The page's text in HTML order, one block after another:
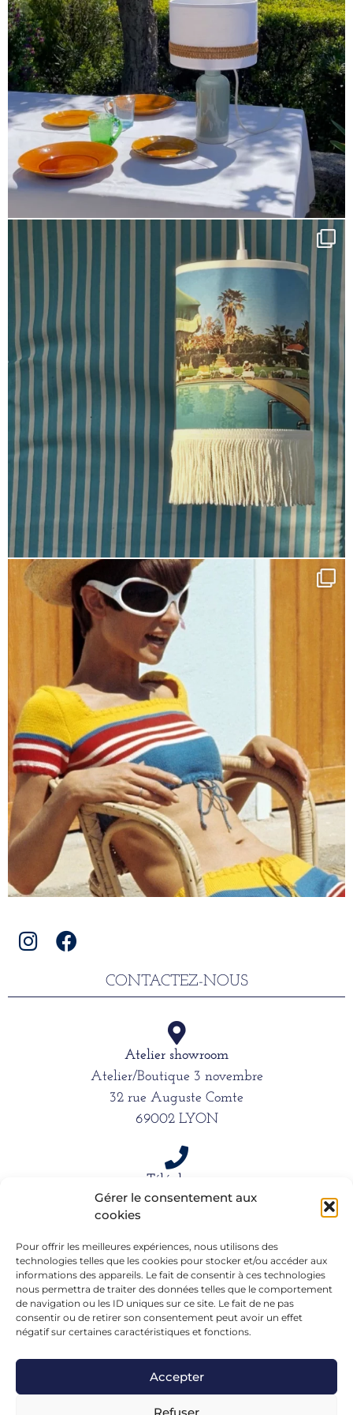
Gérer le consentement aux
cookies
Pour offrir les meilleures expériences, nous utilisons des
technologies telles que les cookies pour stocker et/ou accéder aux
informations des appareils. Le fait de consentir à ces technologies
nous permettra de traiter des données telles que le comportement
de navigation ou les ID uniques sur ce site. Le fait de ne pas
consentir ou de retirer son consentement peut avoir un effet
négatif sur certaines caractéristiques et fonctions.
Accepter
Refuser
CONTACTEZ-NOUS
Atelier showroom
Atelier/Boutique 3 novembre
32 rue Auguste Comte
69002 LYON
Téléphone
06 15 61 39 66
Mail
alexandra.dargentre@sfr.fr